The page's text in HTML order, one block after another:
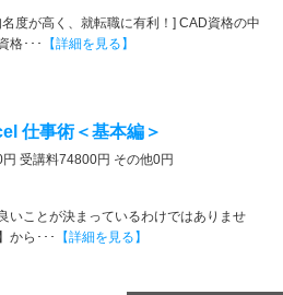
度が高く、就転職に有利！] CAD資格の中
格･･･
【詳細を見る】
仕事術＜基本編＞
受講料74800円 その他0円
いことが決まっているわけではありませ
から･･･
【詳細を見る】